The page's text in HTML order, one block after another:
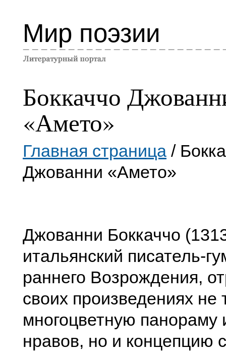
Мир поэзии
Боккаччо
«Амето»
Главная страница /
Джованни «Амето»
Джованни Боккаччо
итальянский писатель-
раннего Возрождения,
своих произведениях не
многоцветную панораму
нравов, но и концепцию